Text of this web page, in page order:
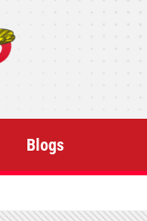
Blogs